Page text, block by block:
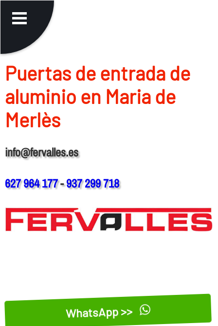
Puertas de entrada de
aluminio en Maria de
Merlès
info@fervalles.es
627 964 177-937 299 718
WhatsApp >>